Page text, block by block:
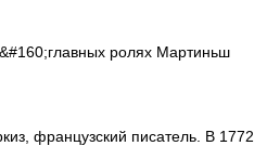
ролях Мартиньш
французский писатель. В 1772